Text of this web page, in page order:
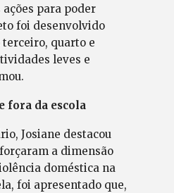
para poder
foi desenvolvido
terceiro, quarto e
leves e
fora da escola
Josiane destacou
a dimensão
doméstica na
foi apresentado que,